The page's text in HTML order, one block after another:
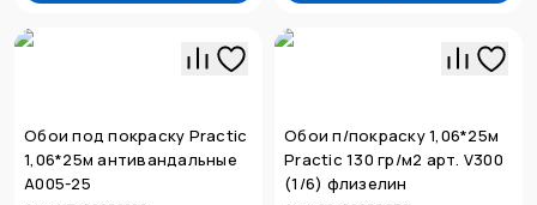
Обои под покраску Practic
1,06*25м антивандальные
А005-25
Обои п/покраску 1,06*25м
Practic 130 гр/м2 арт. V300
(1/6) флизелин